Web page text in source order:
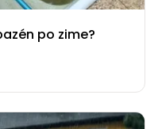
po zime?